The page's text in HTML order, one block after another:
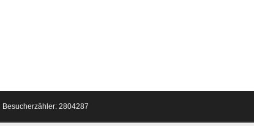
Besucherzähler: 2804287